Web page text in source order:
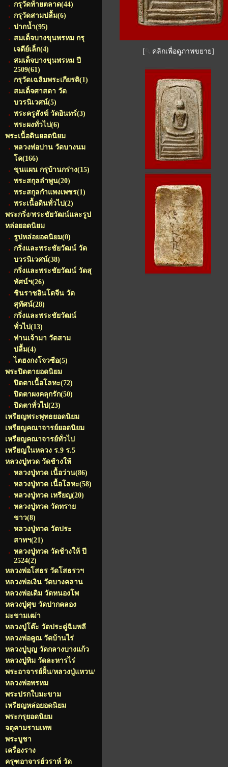
กรุวัดท้ายตลาด(44)
กรุวัดสามปลื้ม(6)
ปากน้ำ(95)
สมเด็จบางขุนพรหม กรุ
เจดีย์เล็ก(4)
สมเด็จบางขุนพรหม ปี
2509(61)
กรุวัดเฉลิมพระเกียรติ(1)
สมเด็จศาสดา วัด
บวรนิเวศน์(5)
พระครูสังฆ์ วัดอินทร์(3)
พระผงทั่วไป(6)
พระเนื้อดินยอดนิยม
หลวงพ่อปาน วัดบางนม
โค(166)
ขุนแผน กรุบ้านกร่าง(15)
พระสกุลลำพูน(20)
พระสกุลกำแพงเพชร(1)
พระเนื้อดินทั่วไป(2)
พระกริ่ง/พระชัยวัฒน์และรูป
หล่อยอดนิยม
รูปหล่อยอดนิยม(0)
กริ่งและพระชัยวัฒน์ วัด
บวรนิเวศน์(38)
กริ่งและพระชัยวัฒน์ วัดสุ
ทัศน์ฯ(26)
ชินราชอินโดจีน วัด
สุทัศน์(28)
กริ่งและพระชัยวัฒน์
ทั่วไป(13)
ท่านเจ้ามา วัดสาม
ปลื้ม(4)
ไตฮงกงโจวซือ(5)
พระปิดตายอดนิยม
ปิดตาเนื้อโลหะ(72)
ปิดตาผงคลุกรัก(50)
ปิดตาทั่วไป(23)
เหรียญพระพุทธยอดนิยม
เหรียญคณาจารย์ยอดนิยม
เหรียญคณาจารย์ทั่วไป
เหรียญในหลวง ร.9 ร.5
หลวงปู่ทวด วัดช้างให้
หลวงปู่ทวด เนื้อว่าน(86)
หลวงปู่ทวด เนื้อโลหะ(58)
หลวงปู่ทวด เหรียญ(20)
หลวงปู่ทวด วัดทราย
ขาว(8)
หลวงปู่ทวด วัดประ
สาทฯ(21)
หลวงปู่ทวด วัดช้างให้ ปี
2524(2)
หลวงพ่อโสธร วัดโสธรวฯ
หลวงพ่อเงิน วัดบางคลาน
หลวงพ่อเดิม วัดหนองโพ
หลวงปู่ศุข วัดปากคลอง
มะขามเฒ่า
หลวงปู่โต๊ะ วัดประดู่ฉิมพลี
หลวงพ่อคูณ วัดบ้านไร่
หลวงปู่บุญ วัดกลางบางแก้ว
หลวงปู่ทิม วัดละหารไร่
พระอาจารย์ฝั้น/หลวงปู่แหวน/
หลวงพ่อพรหม
พระปรกใบมะขาม
เหรียญหล่อยอดนิยม
พระกรุยอดนิยม
จตุคามรามเทพ
พระบูชา
เครื่องราง
ครุฑอาจารย์วราห์ วัด
[ คลิกเพื่อดูภาพขยาย]